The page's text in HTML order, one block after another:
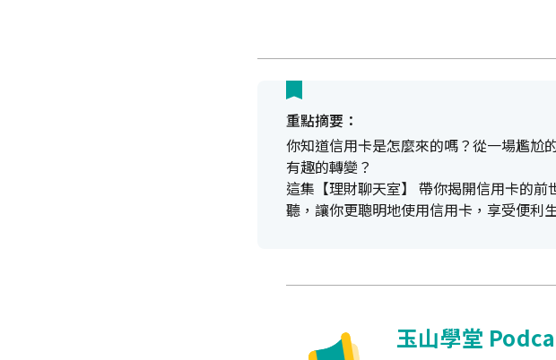
重點摘要：
你知道信用卡是怎麼來的嗎？從一場尷尬
有趣的轉變？
這集【理財聊天室】 帶你揭開信用卡的
聽，讓你更聰明地使用信用卡，享受便利
玉山學堂